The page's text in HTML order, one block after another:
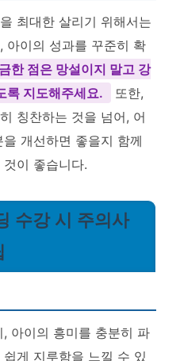
최대한 살리기 위해서는
아이의 성과를 꾸준히 확
한 점은 망설이지 말고 강
록 지도해주세요.
또한,
칭찬하는 것을 넘어, 어
개선하면 좋을지 함께
이 좋습니다.
수강 시 주의사
아이의 흥미를 충분히 파
게 지루함을 느낄 수 있